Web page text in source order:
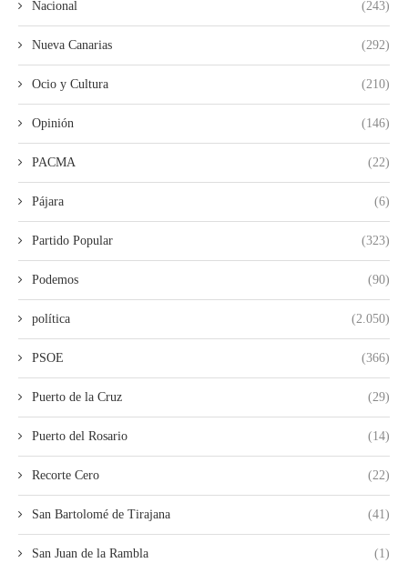
Nacional (243)
Nueva Canarias (292)
Ocio y Cultura (210)
Opinión (146)
PACMA (22)
Pájara (6)
Partido Popular (323)
Podemos (90)
política (2.050)
PSOE (366)
Puerto de la Cruz (29)
Puerto del Rosario (14)
Recorte Cero (22)
San Bartolomé de Tirajana (41)
San Juan de la Rambla (1)